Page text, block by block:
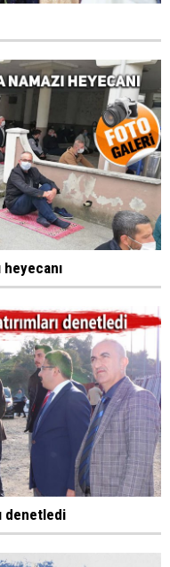
denetledi